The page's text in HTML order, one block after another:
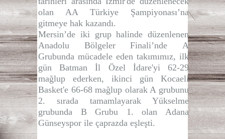
olan AA Türkiye Şampiyonası’na
gitmeye hak kazandı.
Mersin’de iki grup halinde düzenlenen
Anadolu Bölgeler Finali’nde A
Grubunda mücadele eden takımımız, ilk
gün Batman İl Özel İdare'yi 62-29
mağlup ederken, ikinci gün Kocaeli
Basket'e 66-68 mağlup olarak A grubunu
2. sırada tamamlayarak Yükselme
grubunda B Grubu 1. olan Adana
Günseyspor ile çaprazda eşleşti.